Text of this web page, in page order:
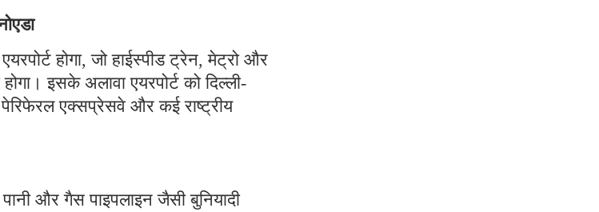
होगा, जो हाईस्पीड ट्रेन, मेट्रो और
इसके अलावा एयरपोर्ट को दिल्ली-
एक्सप्रेसवे और कई राष्ट्रीय
और गैस पाइपलाइन जैसी बुनियादी